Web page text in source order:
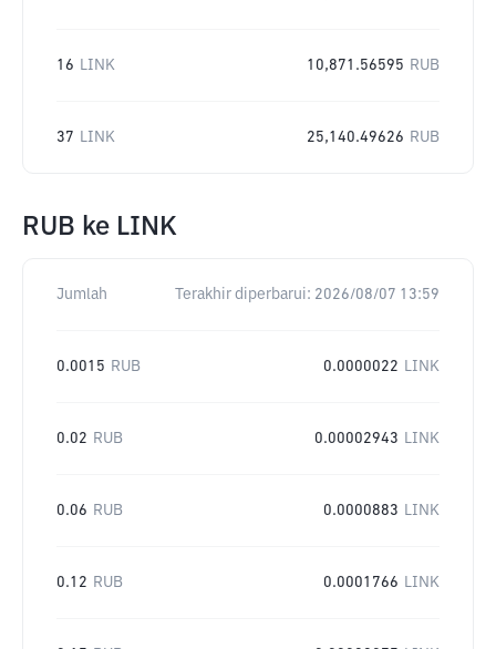
16 LINK 10,871.56595 RUB
37 LINK 25,140.49626 RUB
RUB ke LINK
Jumlah Terakhir diperbarui: 2026/08/07 13:59
0.0015 RUB 0.0000022 LINK
0.02 RUB 0.00002943 LINK
0.06 RUB 0.0000883 LINK
0.12 RUB 0.0001766 LINK